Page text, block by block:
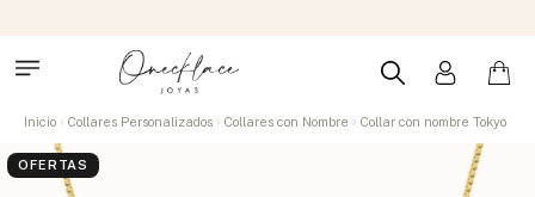
Inicio Collares Personalizados Collares con Nombre Collar con nombre Tokyo
OFERTAS